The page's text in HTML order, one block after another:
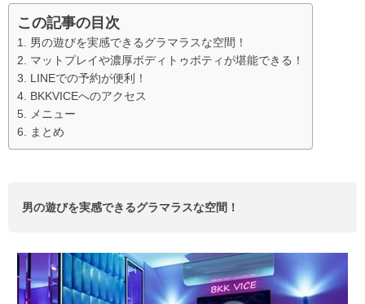
この記事の目次
男の遊びを実感できるグラマラスな空間！
マットプレイや濃厚ボディトゥボティが堪能できる！
LINEでの予約が便利！
BKKVICEへのアクセス
メニュー
まとめ
男の遊びを実感できるグラマラスな空間！